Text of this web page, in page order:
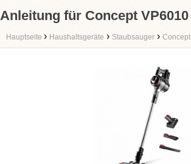
Anleitung für Concept VP6010
Hauptseite › Haushaltsgeräte › Staubsauger › Concept